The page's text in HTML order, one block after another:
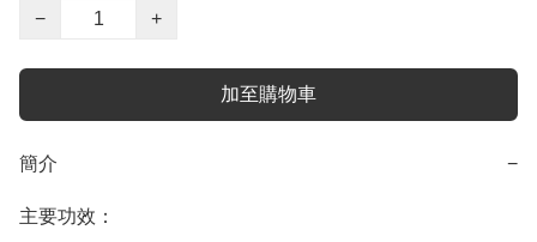
−
+
加至購物車
簡介 −
主要功效：